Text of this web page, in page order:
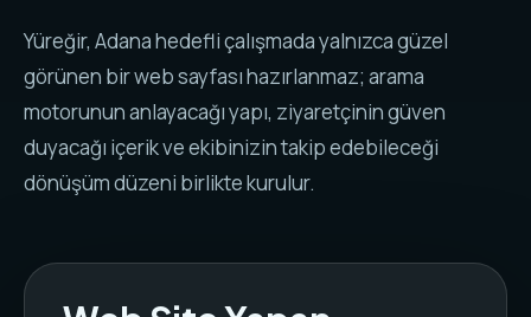
Yüreğir, Adana hedefli çalışmada yalnızca güzel
görünen bir web sayfası hazırlanmaz; arama
motorunun anlayacağı yapı, ziyaretçinin güven
duyacağı içerik ve ekibinizin takip edebileceği
dönüşüm düzeni birlikte kurulur.